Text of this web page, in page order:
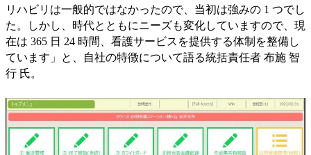
リハビリは一般的ではなかったので、当初は強みの 1 つでし
た。しかし、時代とともにニーズも変化していますので、現
在は 365 日 24 時間、看護サービスを提供する体制を整備し
ています」と、自社の特徴について語る統括責任者 布施 智
行 氏。